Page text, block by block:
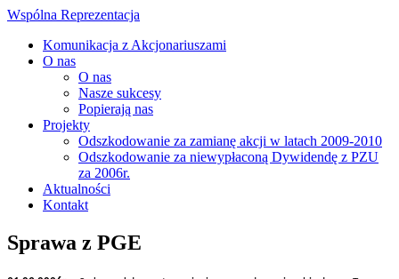
Wspólna Reprezentacja
Komunikacja z Akcjonariuszami
O nas
O nas
Nasze sukcesy
Popierają nas
Projekty
Odszkodowanie za zamianę akcji w latach 2009-2010
Odszkodowanie za niewypłaconą Dywidendę z PZU
za 2006r.
Aktualności
Kontakt
Sprawa z PGE